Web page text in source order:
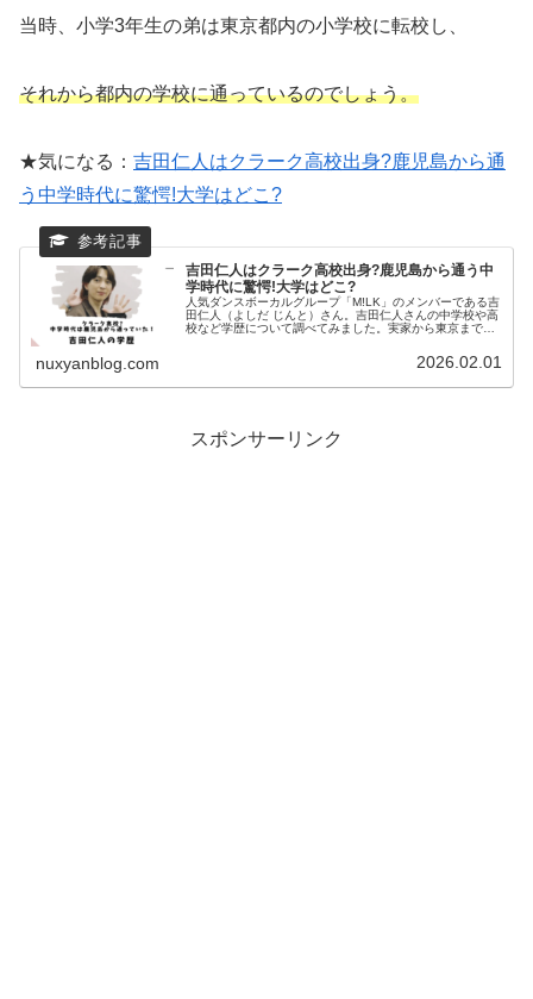
当時、小学3年生の弟は東京都内の小学校に転校し、
それから都内の学校に通っているのでしょう。
★気になる： 吉田仁人はクラーク高校出身?鹿児島から通
う中学時代に驚愕!大学はどこ?
吉田仁人はクラーク高校出身?鹿児島から通う中
学時代に驚愕!大学はどこ?
人気ダンスボーカルグループ「M!LK」のメンバーである吉
田仁人（よしだ じんと）さん。吉田仁人さんの中学校や高
校など学歴について調べてみました。実家から東京まで通
nuxyanblog.com 2026.02.01
スポンサーリンク